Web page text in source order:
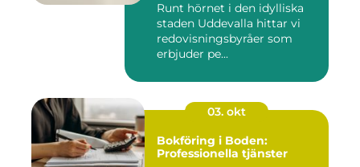
Runt hörnet i den idylliska
staden Uddevalla hittar vi
redovisningsbyråer som
erbjuder pe...
03. okt
Bokföring i Boden:
Professionella tjänster